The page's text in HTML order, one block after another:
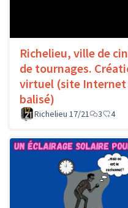
Richelieu, ville de
de tournages.
virtuel (site Internet
balisé)
Richelieu 17/21 3 4